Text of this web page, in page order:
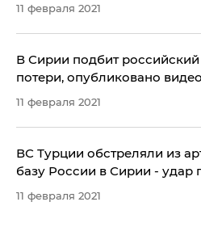
11 февраля 2021
В Сирии подбит российский БТР: у
потери, опубликовано видео
11 февраля 2021
ВС Турции обстреляли из
базу России в Сирии - удар
11 февраля 2021